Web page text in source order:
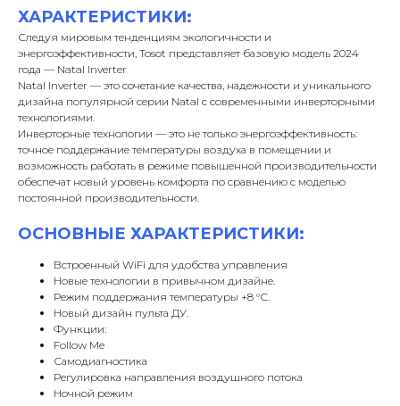
ХАРАКТЕРИСТИКИ:
Следуя мировым тенденциям экологичности и
энергоэффективности, Tosot представляет базовую модель 2024
года — Natal Inverter
Natal Inverter — это сочетание качества, надежности и уникального
дизайна популярной серии Natal с современными инверторными
технологиями.
Инверторные технологии — это не только энергоэффективность:
точное поддержание температуры воздуха в помещении и
возможность работать в режиме повышенной производительности
обеспечат новый уровень комфорта по сравнению с моделью
постоянной производительности.
ОСНОВНЫЕ ХАРАКТЕРИСТИКИ:
Встроенный WiFi для удобства управления
Новые технологии в привычном дизайне.
Режим поддержания температуры +8 °С.
Новый дизайн пульта ДУ.
Функции:
Follow Me
Самодиагностика
Регулировка направления воздушного потока
Ночной режим